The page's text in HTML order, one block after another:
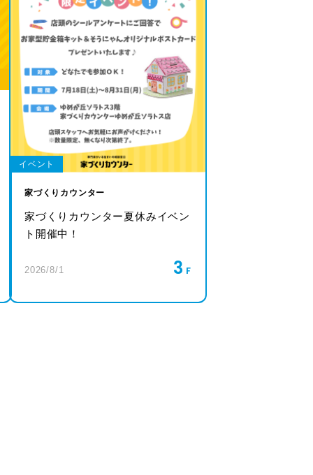
イベント
家づくりカウンター
家づくりカウンター夏休みイベン
ト開催中！
2026/8/1 3